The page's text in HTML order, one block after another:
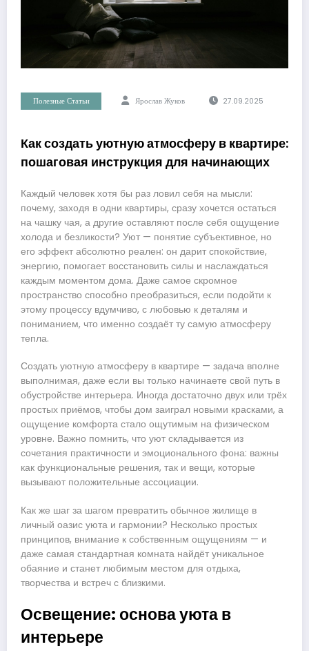
Полезные Статьи Ярослав Жуков 27.09.2025
Как создать уютную атмосферу в квартире:
пошаговая инструкция для начинающих
Каждый человек хотя бы раз ловил себя на мысли:
почему, заходя в одни квартиры, сразу хочется остаться
на чашку чая, а другие оставляют после себя ощущение
холода и безликости? Уют — понятие субъективное, но
его эффект абсолютно реален: он дарит спокойствие,
энергию, помогает восстановить силы и наслаждаться
каждым моментом дома. Даже самое скромное
пространство способно преобразиться, если подойти к
этому процессу вдумчиво, с любовью к деталям и
пониманием, что именно создаёт ту самую атмосферу
тепла.
Создать уютную атмосферу в квартире — задача вполне
выполнимая, даже если вы только начинаете свой путь в
обустройстве интерьера. Иногда достаточно двух или трёх
простых приёмов, чтобы дом заиграл новыми красками, а
ощущение комфорта стало ощутимым на физическом
уровне. Важно помнить, что уют складывается из
сочетания практичности и эмоционального фона: важны
как функциональные решения, так и вещи, которые
вызывают положительные ассоциации.
Как же шаг за шагом превратить обычное жилище в
личный оазис уюта и гармонии? Несколько простых
принципов, внимание к собственным ощущениям — и
даже самая стандартная комната найдёт уникальное
обаяние и станет любимым местом для отдыха,
творчества и встреч с близкими.
Освещение: основа уюта в
интерьере